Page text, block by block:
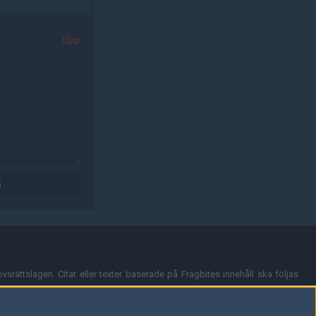
Upp
Citat eller texter baserade på Fragbites innehåll ska följas
överensstämmer inte nödvändigtvis med Fragbites åsikter.